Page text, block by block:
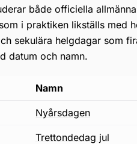
både officiella
i praktiken likställs med
sekulära helgdagar som
datum och namn.
Namn
nyårsdagen
trettondedag jul